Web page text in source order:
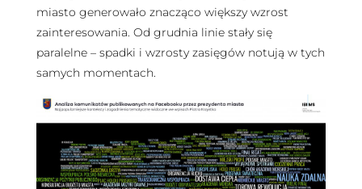
miasto generowało znacząco większy wzrost
zainteresowania. Od grudnia linie stały się
paralelne – spadki i wzrosty zasięgów notują w tych
samych momentach.